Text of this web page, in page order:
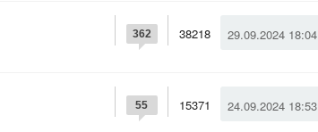
29.09.2024 18:04
38218
362
24.09.2024 18:53
15371
55